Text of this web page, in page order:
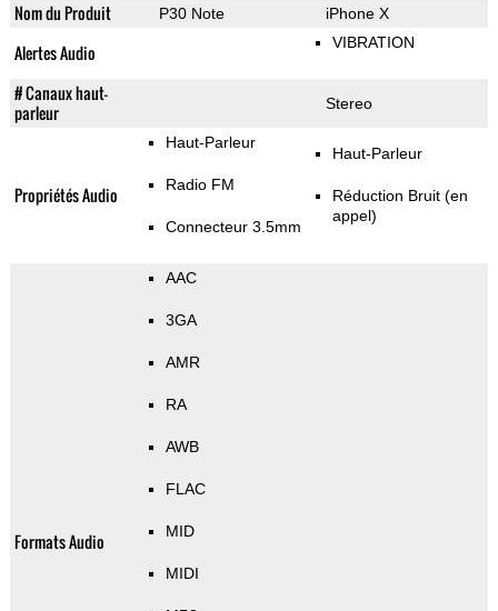
Nom du Produit P30 Note iPhone X
Alertes Audio VIBRATION
# Canaux haut-
parleur
Stereo
Propriétés Audio
Haut-Parleur
Radio FM
Connecteur 3.5mm
Haut-Parleur
Réduction Bruit (en
appel)
Formats Audio
AAC
3GA
AMR
RA
AWB
FLAC
MID
MIDI